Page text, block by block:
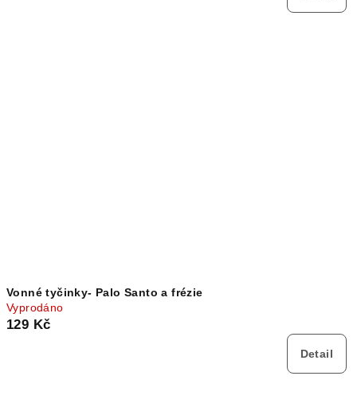
Vonné tyčinky- Palo Santo a frézie
Vyprodáno
129 Kč
Detail